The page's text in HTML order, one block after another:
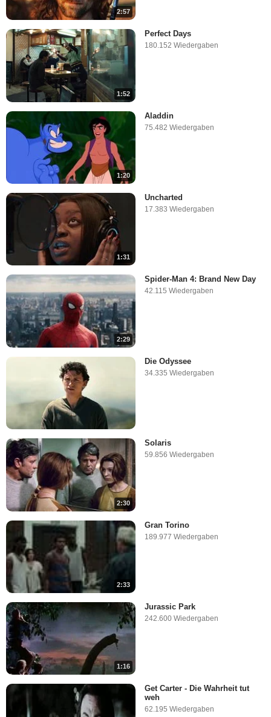
2:57
1:52
Perfect Days
180.152 Wiedergaben
1:20
Aladdin
75.482 Wiedergaben
1:31
Uncharted
17.383 Wiedergaben
2:29
Spider-Man 4: Brand New Day
42.115 Wiedergaben
Die Odyssee
34.335 Wiedergaben
2:30
Solaris
59.856 Wiedergaben
2:33
Gran Torino
189.977 Wiedergaben
1:16
Jurassic Park
242.600 Wiedergaben
Get Carter - Die Wahrheit tut
weh
62.195 Wiedergaben